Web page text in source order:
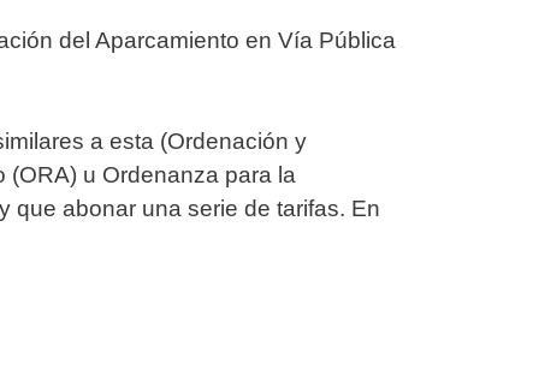
del Aparcamiento en Vía Pública
a esta (Ordenación y
u Ordenanza para la
que abonar una serie de tarifas. En